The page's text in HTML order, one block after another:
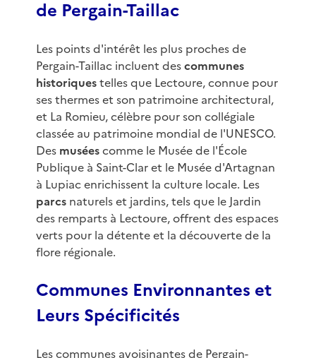
de Pergain-Taillac
Les points d'intérêt les plus proches de
Pergain-Taillac incluent descommunes
historiquestelles que Lectoure, connue pour
ses thermes et son patrimoine architectural,
et La Romieu, célèbre pour son collégiale
classée au patrimoine mondial de l'UNESCO.
Des muséescomme le Musée de l'École
Publique à Saint-Clar et le Musée d'Artagnan
à Lupiac enrichissent la culture locale. Les
parcsnaturels et jardins, tels que le Jardin
des remparts à Lectoure, offrent des espaces
verts pour la détente et la découverte de la
flore régionale.
Communes Environnantes et
Leurs Spécificités
Les communes avoisinantes de Pergain-